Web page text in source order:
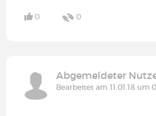
0 0
Abgemeldeter
Bearbeitet am 11.01.18 um